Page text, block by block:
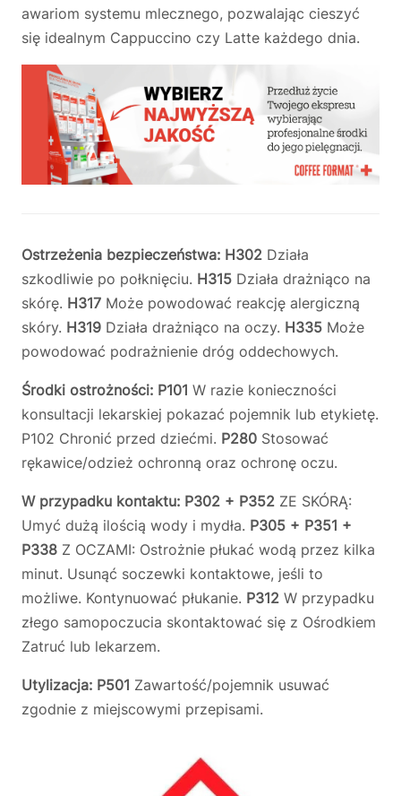
awariom systemu mlecznego, pozwalając cieszyć
się idealnym Cappuccino czy Latte każdego dnia.
Ostrzeżenia bezpieczeństwa: H302 Działa
szkodliwie po połknięciu. H315 Działa drażniąco na
skórę. H317 Może powodować reakcję alergiczną
skóry. H319 Działa drażniąco na oczy. H335 Może
powodować podrażnienie dróg oddechowych.
Środki ostrożności: P101 W razie konieczności
konsultacji lekarskiej pokazać pojemnik lub etykietę.
P102 Chronić przed dziećmi. P280 Stosować
rękawice/odzież ochronną oraz ochronę oczu.
W przypadku kontaktu: P302 + P352 ZE SKÓRĄ:
Umyć dużą ilością wody i mydła. P305 + P351 +
P338 Z OCZAMI: Ostrożnie płukać wodą przez kilka
minut. Usunąć soczewki kontaktowe, jeśli to
możliwe. Kontynuować płukanie. P312 W przypadku
złego samopoczucia skontaktować się z Ośrodkiem
Zatruć lub lekarzem.
Utylizacja: P501 Zawartość/pojemnik usuwać
zgodnie z miejscowymi przepisami.